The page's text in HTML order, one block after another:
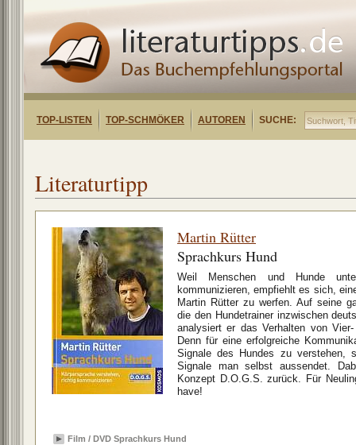
TOP-LISTEN TOP-SCHMÖKER AUTOREN SUCHE:
Literaturtipp
Martin Rütter
Sprachkurs Hund
Weil Menschen und Hunde
kommunizieren, empfiehlt es sich,
Martin Rütter zu werfen. Auf seine
die den Hundetrainer inzwischen
analysiert er das Verhalten von
Denn für eine erfolgreiche
Signale des Hundes zu verstehen,
Signale man selbst aussendet.
Konzept D.O.G.S. zurück. Für
have!
Film / DVD Sprachkurs Hund